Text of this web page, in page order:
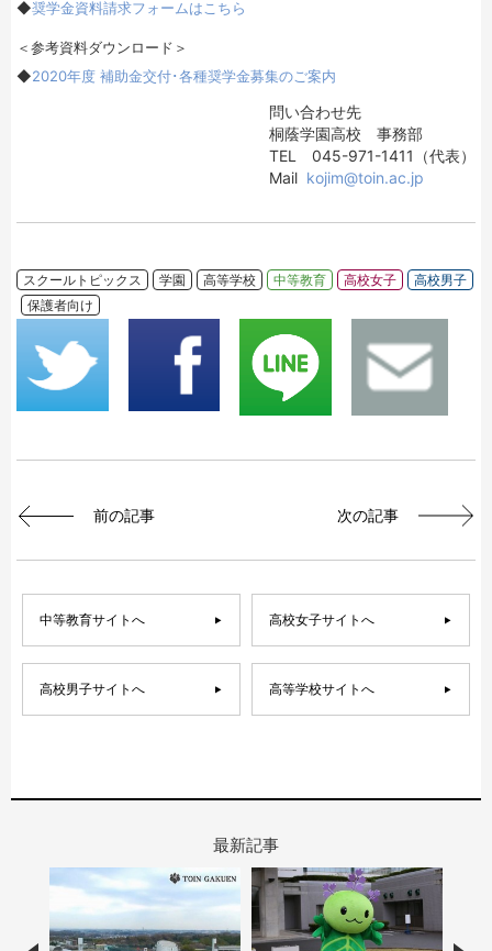
◆奨学金資料請求フォームはこちら
＜参考資料ダウンロード＞
◆2020年度 補助金交付･各種奨学金募集のご案内
問い合わせ先
桐蔭学園高校 事務部
TEL 045-971-1411（代表）
Mail kojim@toin.ac.jp
スクールトピックス 学園 高等学校 中等教育 高校女子
高校男子
保護者向け
前の記事 次の記事
中等教育サイトへ 高校女子サイトへ
高校男子サイトへ 高等学校サイトへ
最新記事